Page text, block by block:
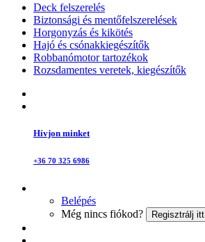
Deck felszerelés
Biztonsági és mentőfelszerelések
Horgonyzás és kikötés
Hajó és csónakkiegészítők
Robbanómotor tartozékok
Rozsdamentes veretek, kiegészítők
Hívjon minket
+36 70 325 6986
Belépés
Még nincs fiókod?
Regisztrálj itt.